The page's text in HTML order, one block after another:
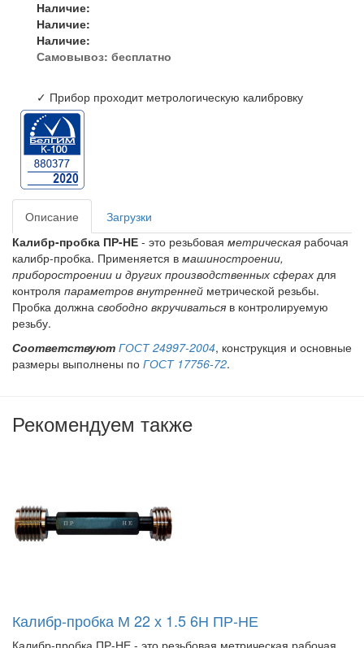
Наличие:
Наличие:
Наличие:
Самовывоз: бесплатно
✓ Прибор проходит метрологическую калибровку
Описание
Загрузки
Калибр-пробка ПР-НЕ - это резьбовая метрическая рабочая
калибр-пробка. Применяется в машиностроении,
приборостроении и других производственных сферах для
контроля параметров внутренней метрической резьбы.
Пробка должна свободно вкручиваться в контролируемую
резьбу.
Соответствуют ГОСТ 24997-2004, конструкция и основные
размеры выполнены по ГОСТ 17756-72.
Рекомендуем также
Калибр-пробка М 22 х 1.5 6Н ПР-НЕ
Калибр-пробка ПР-НЕ - это резьбовая метрическая рабочая